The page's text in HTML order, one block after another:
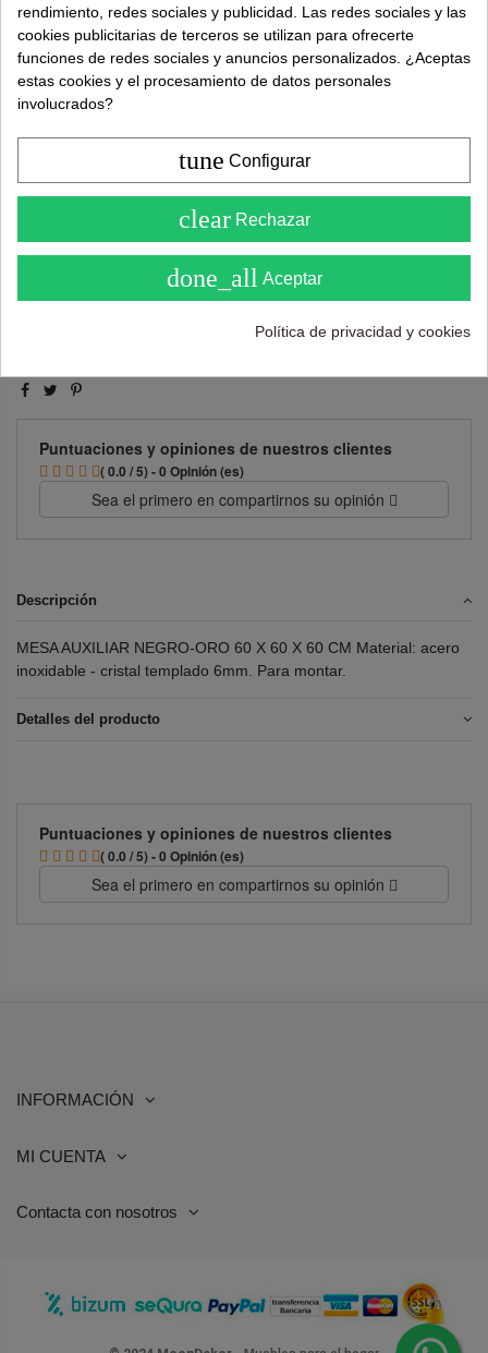
extra.Más info
390,00 €
Añadir al carrito
Puntuaciones y opiniones de nuestros clientes
( 0.0 / 5) - 0 Opinión (es)
Sea el primero en compartirnos su opinión
Descripción
MESA AUXILIAR NEGRO-ORO 60 X 60 X 60 CM Material: acero
inoxidable - cristal templado 6mm. Para montar.
Detalles del producto
Puntuaciones y opiniones de nuestros clientes
( 0.0 / 5) - 0 Opinión (es)
Sea el primero en compartirnos su opinión
INFORMACIÓN
MI CUENTA
Contacta con nosotros
rendimiento, redes sociales y publicidad. Las redes sociales y las
cookies publicitarias de terceros se utilizan para ofrecerte
funciones de redes sociales y anuncios personalizados. ¿Aceptas
estas cookies y el procesamiento de datos personales
involucrados?
tune Configurar
clear Rechazar
done_all Aceptar
Política de privacidad y cookies